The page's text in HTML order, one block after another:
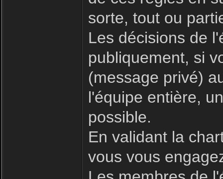
sorte, tout ou
Les décisions de
publiquement, si
(message privé)
l'équipe entière,
possible.
En validant la
vous vous